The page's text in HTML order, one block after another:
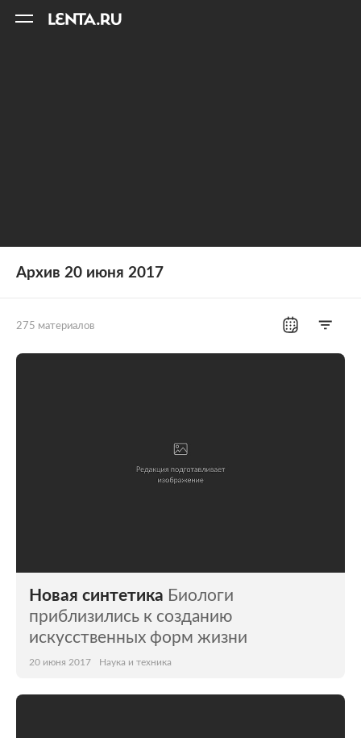
Архив 20 июня 2017
275 материалов
Наука и техника Спорт
Из жизни Среда обитания
Новая синтетика Биологи
приблизились к созданию
искусственных форм жизни
20 июня 2017 Наука и техника